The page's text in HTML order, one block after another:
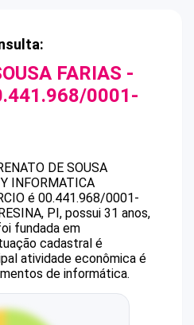
FARIAS -
0001-
DE SOUSA
INFORMATICA
é 00.441.968/0001-
PI, possui 31 anos,
fundada em
cadastral é
atividade econômica é
de informática.